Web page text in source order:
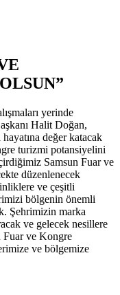
yerinde
Halit Doğan,
değer katacak
turizmi potansiyelini
Samsun Fuar ve
düzenlenecek
ve çeşitli
bölgenin önemli
Şehrimizin marka
ve gelecek nesillere
Fuar ve Kongre
ve bölgemize